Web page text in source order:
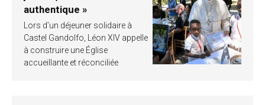
authentique »
Lors d’un déjeuner solidaire à
Castel Gandolfo, Léon XIV appelle
à construire une Église
accueillante et réconciliée